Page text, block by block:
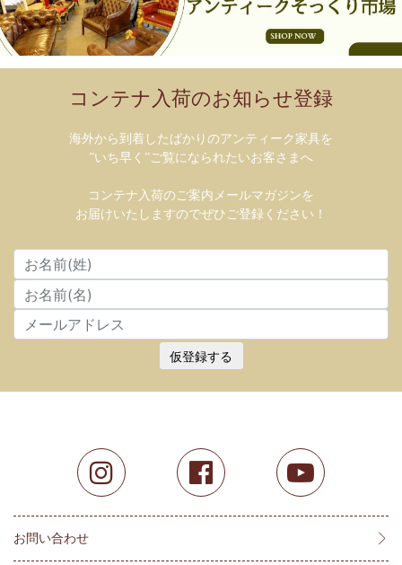
コンテナ入荷のお知らせ登録
海外から到着したばかりのアンティーク家具を
”いち早く”ご覧になられたいお客さまへ
コンテナ入荷のご案内メールマガジンを
お届けいたしますのでぜひご登録ください！
仮登録する
お問い合わせ